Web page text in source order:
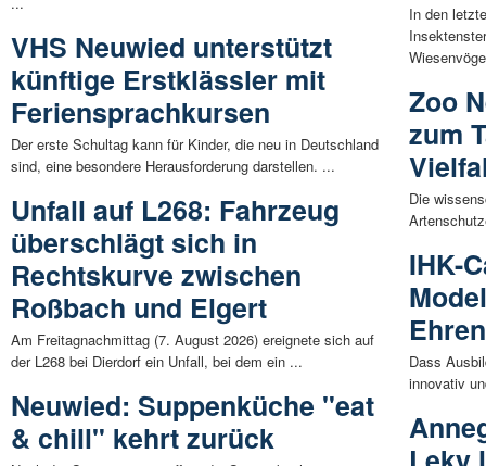
VHS Neuwied unterstützt
künftige Erstklässler mit
Feriensprachkursen
Der erste Schultag kann für Kinder, die neu in Deutschland
sind, eine besondere Herausforderung darstellen. ...
Unfall auf L268: Fahrzeug
überschlägt sich in
Rechtskurve zwischen
Roßbach und Elgert
Am Freitagnachmittag (7. August 2026) ereignete sich auf
der L268 bei Dierdorf ein Unfall, bei dem ein ...
Neuwied: Suppenküche "eat
& chill" kehrt zurück
In den
Zoo
zum
Die
IHK-
Dass
innovativ